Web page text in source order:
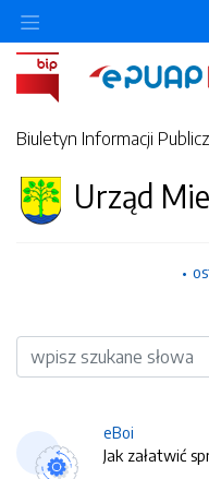
Biuletyn Informacji
Urząd
Wyszukiwarka
eBoi
Jak załatwić